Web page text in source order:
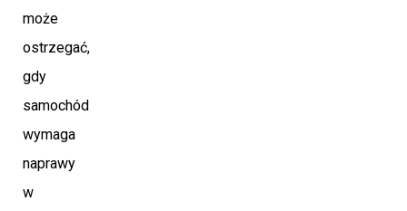
może
ostrzegać,
gdy
samochód
wymaga
naprawy
w